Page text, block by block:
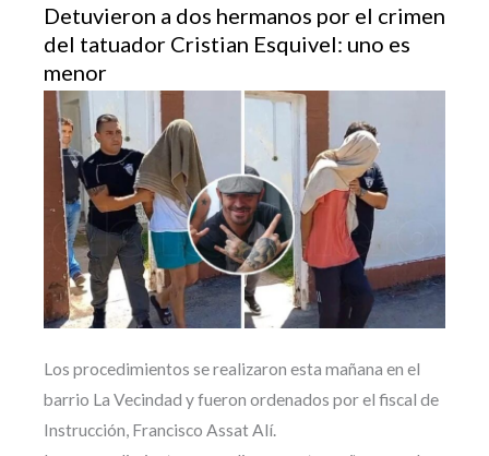
Detuvieron a dos hermanos por el crimen
del tatuador Cristian Esquivel: uno es
menor
Los procedimientos se realizaron esta mañana en el
barrio La Vecindad y fueron ordenados por el fiscal de
Instrucción, Francisco Assat Alí.